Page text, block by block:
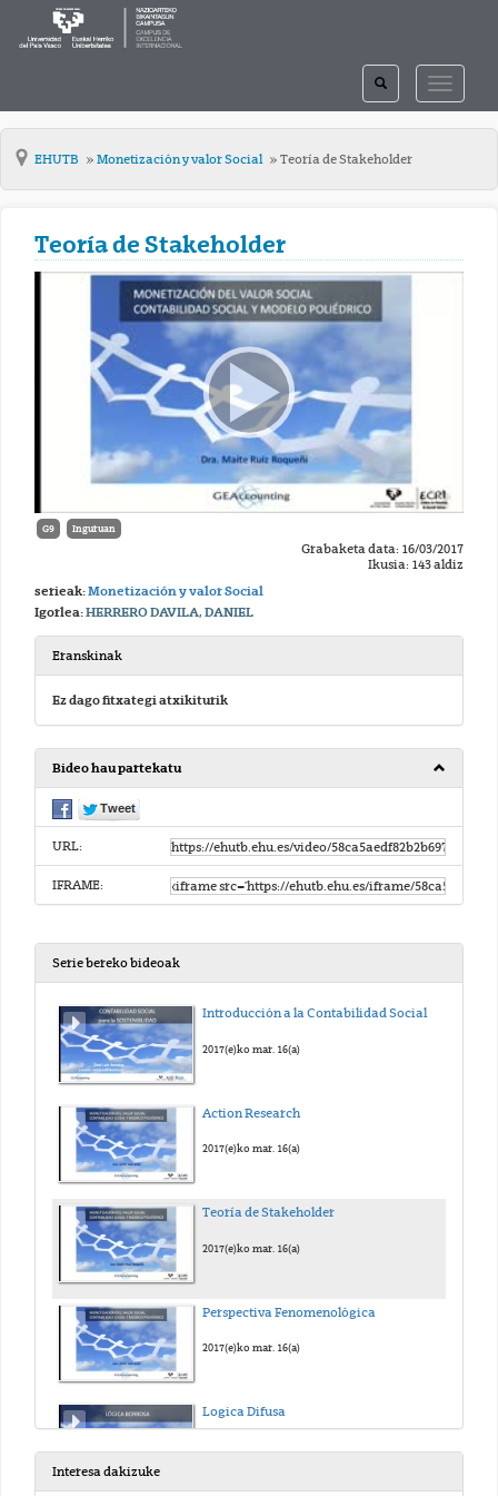
TOGGLE
TOGGLE
SEARCH
EHUTB Monetización y valor Social Teoría de Stakeholder
Teoría de Stakeholder
G9 Inguruan
Grabaketa data: 16/03/2017
Ikusia: 143 aldiz
serieak:Monetización y valor Social
Igorlea:HERRERO DAVILA, DANIEL
Eranskinak
Ez dago fitxategi atxikiturik
Bideo hau partekatu
URL:
IFRAME:
Serie bereko bideoak
Introducción a la Contabilidad Social
2017(e)ko mar. 16(a)
Action Research
2017(e)ko mar. 16(a)
Teoría de Stakeholder
2017(e)ko mar. 16(a)
Perspectiva Fenomenológica
2017(e)ko mar. 16(a)
Logica Difusa
Interesa dakizuke